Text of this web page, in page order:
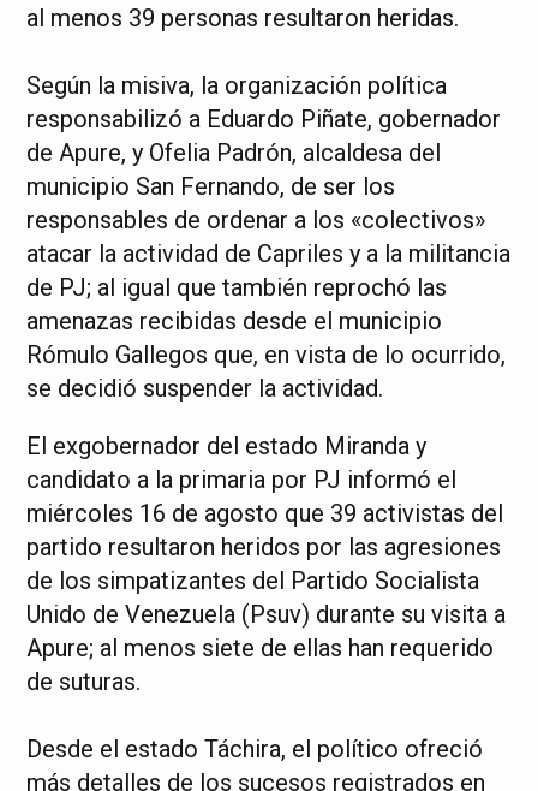
al menos 39 personas resultaron heridas.
Según la misiva, la organización política
responsabilizó a Eduardo Piñate, gobernador
de Apure, y Ofelia Padrón, alcaldesa del
municipio San Fernando, de ser los
responsables de ordenar a los «colectivos»
atacar la actividad de Capriles y a la militancia
de PJ; al igual que también reprochó las
amenazas recibidas desde el municipio
Rómulo Gallegos que, en vista de lo ocurrido,
se decidió suspender la actividad.
El exgobernador del estado Miranda y
candidato a la primaria por PJ informó el
miércoles 16 de agosto que 39 activistas del
partido resultaron heridos por las agresiones
de los simpatizantes del Partido Socialista
Unido de Venezuela (Psuv) durante su visita a
Apure; al menos siete de ellas han requerido
de suturas.
Desde el estado Táchira, el político ofreció
más detalles de los sucesos registrados en